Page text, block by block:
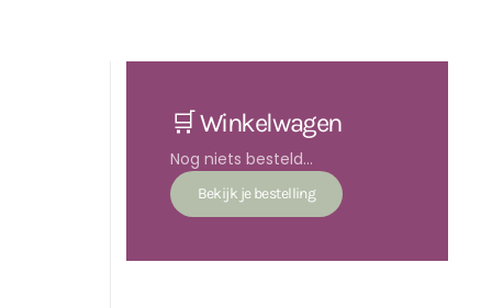
🛒 Winkelwagen
Nog niets besteld...